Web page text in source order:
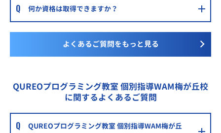
何か資格は取得できますか？
よくあるご質問をもっと見る
QUREOプログラミング教室 個別指導WAM梅が丘校
に関するよくあるご質問
QUREOプログラミング教室 個別指導WAM梅が丘